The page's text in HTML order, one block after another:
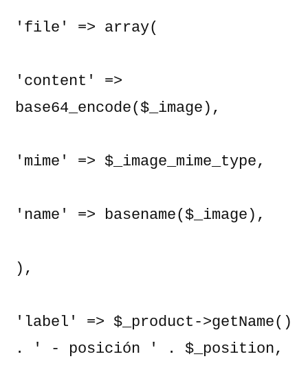
'file' => array(
'content' =>
base64_encode($_image),
'mime' => $_image_mime_type,
'name' => basename($_image),
),
'label' => $_product->getName()
. ' - posición ' . $_position,